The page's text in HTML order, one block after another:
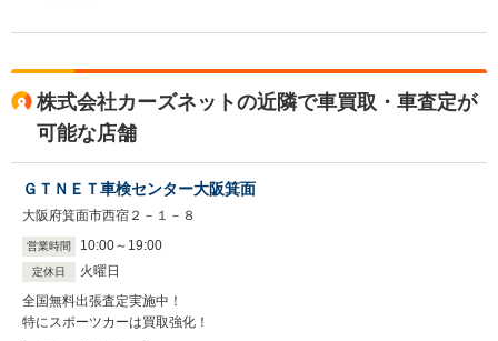
株式会社カーズネットの近隣で車買取・車査定が
可能な店舗
ＧＴＮＥＴ車検センター大阪箕面
大阪府箕面市西宿２－１－８
営業時間 10:00～ 19:00
定休日
火曜日
全国無料出張査定実施中！
特にスポーツカーは買取強化！